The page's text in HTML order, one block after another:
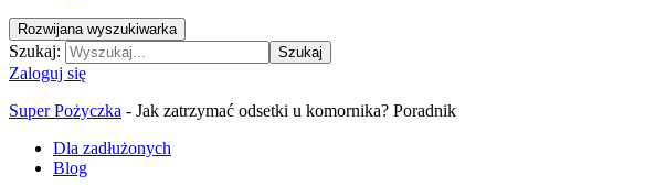
Rozwijana wyszukiwarka
Szukaj: Szukaj
Zaloguj się
Super Pożyczka - Jak zatrzymać odsetki u komornika? Poradnik
Dla zadłużonych
Blog